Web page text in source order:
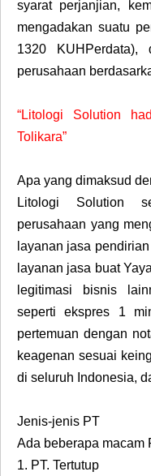
syarat perjanjian,
mengadakan suatu
1320 KUHPerdata),
perusahaan
“Litologi Solution
Tolikara”
Apa yang dimaksud
Litologi Solution
perusahaan yang
layanan jasa
layanan jasa buat
legitimasi bisnis
seperti ekspres 1
pertemuan dengan
keagenan sesuai
di seluruh Indonesia,
Jenis-jenis PT
Ada beberapa macam
1. PT. Tertutup